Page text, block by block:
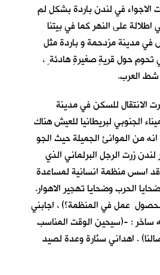
الاجواء في لندن باردة بشكل لم
على النهر كما في بيتنا
في مدينة مزدحمة و باردة مثل
حول قريةٍ صغيرةٍ هادئة ٍ ،
شط العرب.
الانتقال للسكن في مدينة
الجنوبي لبريطانيا للعيش هناك
من الموانئ الجميلة حيث الجو
لندن زرت الرجل البرلماني الذي
قد اسس منظمة انسانية لمساعدة
الحرب وضحايا تهجير الاهوار.
عمل في المنظمة؟) ، اجابني
ساخر : -(سيحين الوقت المناسب
. اهداني سنَّارة وعدة لصيد